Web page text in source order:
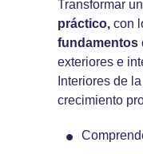
Transformar
práctico, con
fundamentos
exteriores e
Interiores de
crecimiento